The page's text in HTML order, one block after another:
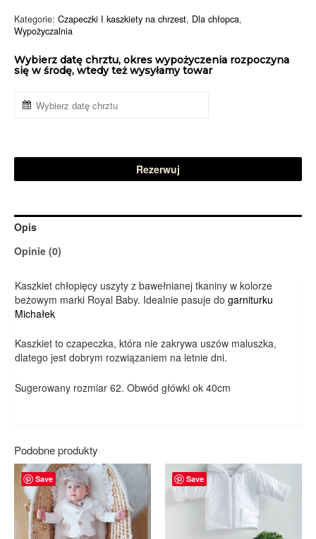
Wybierz datę chrztu, okres wypożyczenia rozpoczyna
się w środę, wtedy też wysyłamy towar
Rezerwuj
Kategorie: Czapeczki I kaszkiety na chrzest, Dla chłopca,
Wypożyczalnia
Opis
Opinie (0)
Kaszkiet chłopięcy uszyty z bawełnianej tkaniny w kolorze
beżowym marki Royal Baby. Idealnie pasuje do garniturku
Michałek
Kaszkiet to czapeczka, która nie zakrywa uszów maluszka,
dlatego jest dobrym rozwiązaniem na letnie dni.
Sugerowany rozmiar 62. Obwód główki ok 40cm
Podobne produkty
Save Save